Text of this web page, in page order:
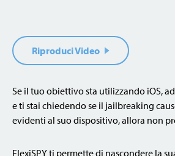
Riproduci Video
Se il tuo obiettivo sta utilizzando iOS,
e ti stai chiedendo se il jailbreaking
evidenti al suo dispositivo, allora non
FlexiSPY ti permette di nascondere la